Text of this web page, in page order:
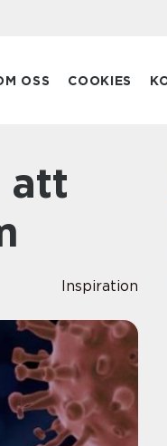
OSS COOKIES
Inspiration